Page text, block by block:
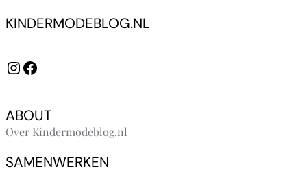
KINDERMODEBLOG.NL
InstagramFacebook
ABOUT
Over Kindermodeblog.nl
SAMENWERKEN